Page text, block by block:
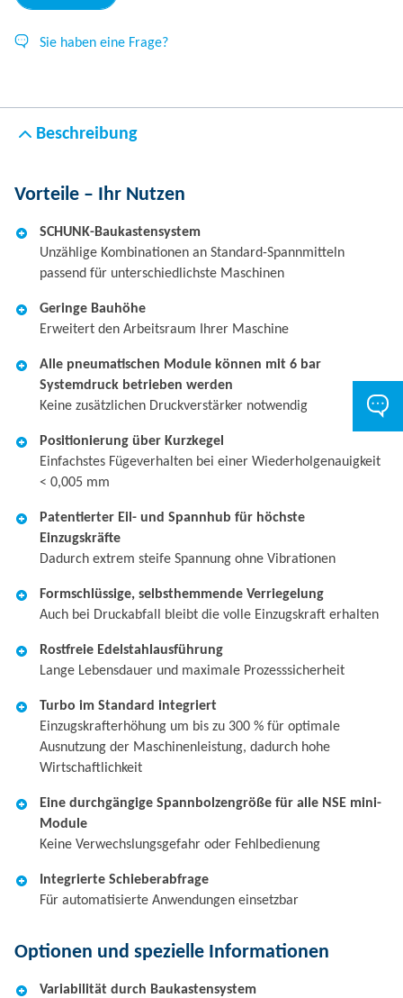
Sie haben eine Frage?
Beschreibung
Vorteile – Ihr Nutzen
SCHUNK-Baukastensystem
Unzählige Kombinationen an Standard-Spannmitteln
passend für unterschiedlichste Maschinen
Geringe Bauhöhe
Erweitert den Arbeitsraum Ihrer Maschine
Alle pneumatischen Module können mit 6 bar
Systemdruck betrieben werden
Keine zusätzlichen Druckverstärker notwendig
Positionierung über Kurzkegel
Einfachstes Fügeverhalten bei einer Wiederholgenauigkeit
< 0,005 mm
Patentierter Eil- und Spannhub für höchste
Einzugskräfte
Dadurch extrem steife Spannung ohne Vibrationen
Formschlüssige, selbsthemmende Verriegelung
Auch bei Druckabfall bleibt die volle Einzugskraft erhalten
Rostfreie Edelstahlausführung
Lange Lebensdauer und maximale Prozesssicherheit
Turbo im Standard integriert
Einzugskrafterhöhung um bis zu 300 % für optimale
Ausnutzung der Maschinenleistung, dadurch hohe
Wirtschaftlichkeit
Eine durchgängige Spannbolzengröße für alle NSE mini-
Module
Keine Verwechslungsgefahr oder Fehlbedienung
Integrierte Schieberabfrage
Für automatisierte Anwendungen einsetzbar
Optionen und spezielle Informationen
Variabilität durch Baukastensystem